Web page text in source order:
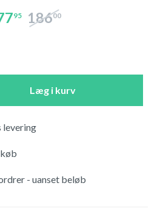
95 18600
Læg i kurv
levering
- uanset beløb